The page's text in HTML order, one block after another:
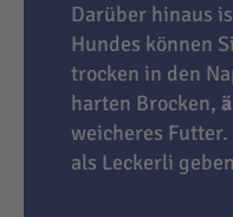
Darüber hinaus
Hundes können
trocken in den
harten Brocken,
weicheres
als Leckerli